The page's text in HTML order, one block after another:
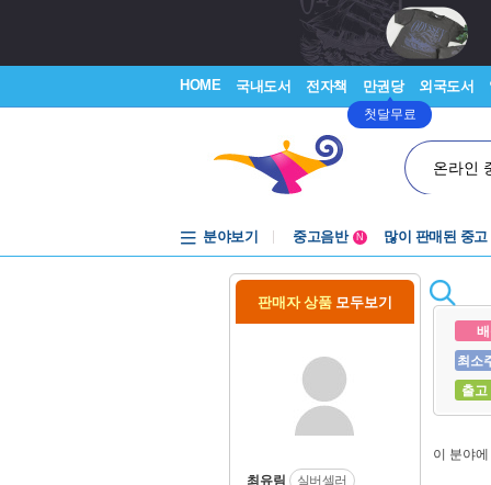
HOME 국내도서 전자책 만권당
첫달무료
외국도서
온라인
분야보기
중고음반
중고음반
N 많이 판매된 중고
판매자 상품 모두보기
최유림
실버셀러
최소
출
이 분야에